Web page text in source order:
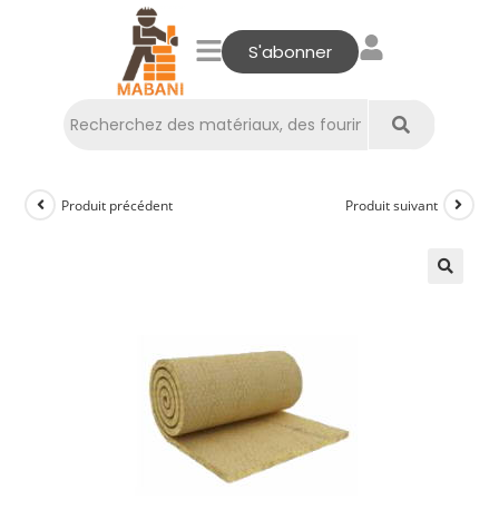
S'abonner
Produit précédent Produit suivant